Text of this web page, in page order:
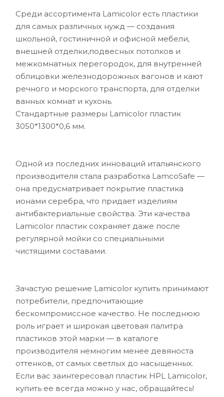
Среди ассортимента Lamicolor есть пластики
для самых различных нужд — создания
школьной, гостиничной и офисной мебели,
внешней отделки,подвесных потолков и
межкомнатных перегородок, для внутренней
облицовки железнодорожных вагонов и кают
речного и морского транспорта, для отделки
ванных комнат и кухонь.
Стандартные размеры Lamicolor пластик
3050*1300*0,6 мм.
Одной из последних инноваций итальянского
производителя стала разработка LamcoSafe —
она предусматривает покрытие пластика
ионами серебра, что придает изделиям
антибактериальные свойства. Эти качества
Lamicolor пластик сохраняет даже после
регулярной мойки со специальными
чистящими составами.
Зачастую решение Lamicolor купить принимают
потребители, предпочитающие
бескомпромиссное качество. Не последнюю
роль играет и широкая цветовая палитра
пластиков этой марки — в каталоге
производителя немногим менее девяноста
оттенков, от самых светлых до насыщенных.
Если вас заинтересовал пластик HPL Lamicolor,
купить ее всегда можно у нас, обращайтесь!